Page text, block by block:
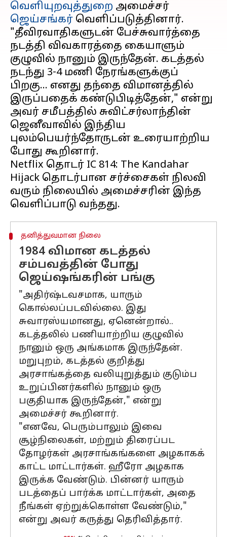
வெளியுறவுத்துறை அமைச்சர்
ஜெய்சங்கர் வெளிப்படுத்தினார்.
"தீவிரவாதிகளுடன் பேச்சுவார்த்தை
நடத்தி விவகாரத்தை கையாளும்
குழுவில் நானும் இருந்தேன். கடத்தல்
நடந்து 3-4 மணி நேரங்களுக்குப்
பிறகு... எனது தந்தை விமானத்தில்
இருப்பதைக் கண்டுபிடித்தேன்," என்று
அவர் சமீபத்தில் சுவிட்சர்லாந்தின்
ஜெனீவாவில் இந்திய
புலம்பெயர்ந்தோருடன் உரையாற்றிய
போது கூறினார்.
Netflix தொடர் IC 814: The Kandahar
Hijack தொடர்பான சர்ச்சைகள் நிலவி
வரும் நிலையில் அமைச்சரின் இந்த
தனித்துவமான நிலை
1984 விமான கடத்தல்
சம்பவத்தின் போது
ஜெய்ஷங்கரின் பங்கு
"அதிர்ஷ்டவசமாக, யாரும்
கொல்லப்படவில்லை. இது
சுவாரஸ்யமானது, ஏனென்றால்..
கடத்தலில் பணியாற்றிய குழுவில்
நானும் ஒரு அங்கமாக இருந்தேன்.
மறுபுறம், கடத்தல் குறித்து
அரசாங்கத்தை வலியுறுத்தும் குடும்ப
உறுப்பினர்களில் நானும் ஒரு
பகுதியாக இருந்தேன்," என்று
அமைச்சர் கூறினார்.
"எனவே, பெரும்பாலும் இவை
சூழ்நிலைகள், மற்றும் திரைப்பட
தோழர்கள் அரசாங்கங்களை அழகாகக்
காட்ட மாட்டார்கள். ஹீரோ அழகாக
இருக்க வேண்டும். பின்னர் யாரும்
படத்தைப் பார்க்க மாட்டார்கள், அதை
நீங்கள் ஏற்றுக்கொள்ள வேண்டும்,"
என்று அவர் கருத்து தெரிவித்தார்.